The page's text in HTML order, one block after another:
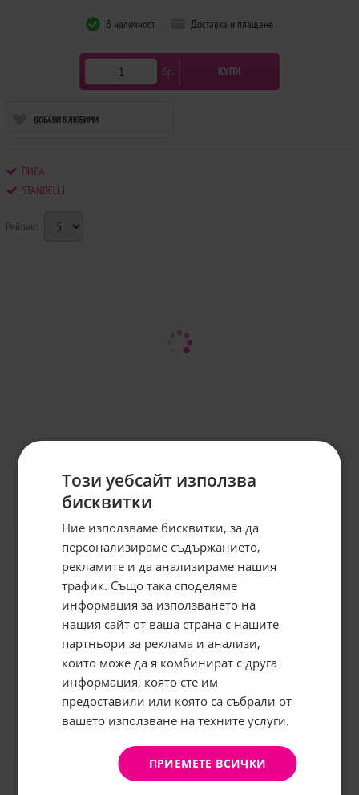
В наличност Доставка и плащане
бр. КУПИ
ДОБАВИ В ЛЮБИМИ
ПИЛА
STANDELLI
Рейтинг:
Отзиви към продукт
КОМЕНТИРАЙ
Този уебсайт използва
бисквитки
Ние използваме бисквитки, за да
персонализираме съдържанието,
рекламите и да анализираме нашия
трафик. Също така споделяме
информация за използването на
нашия сайт от ваша страна с нашите
партньори за реклама и анализи,
които може да я комбинират с друга
информация, която сте им
предоставили или която са събрали от
вашето използване на техните услуги.
ПРИЕМЕТЕ ВСИЧКИ
Абонирайте се за бюлетина и
грабнете-5%отстъпка!
АБОНИРАНЕ
Не, благодаря